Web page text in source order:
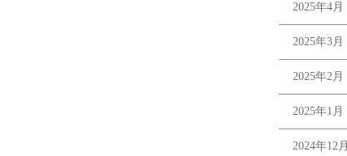
2025年4月
2025年3月
2025年2月
2025年1月
2024年12月